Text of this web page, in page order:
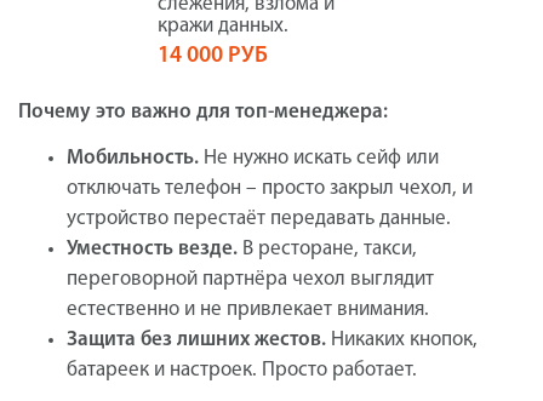
слежения, взлома и
кражи данных.
14 000 РУБ
Почему это важно для топ-менеджера:
Мобильность. Не нужно искать сейф или
отключать телефон – просто закрыл чехол, и
устройство перестаёт передавать данные.
Уместность везде. В ресторане, такси,
переговорной партнёра чехол выглядит
естественно и не привлекает внимания.
Защита без лишних жестов. Никаких кнопок,
батареек и настроек. Просто работает.